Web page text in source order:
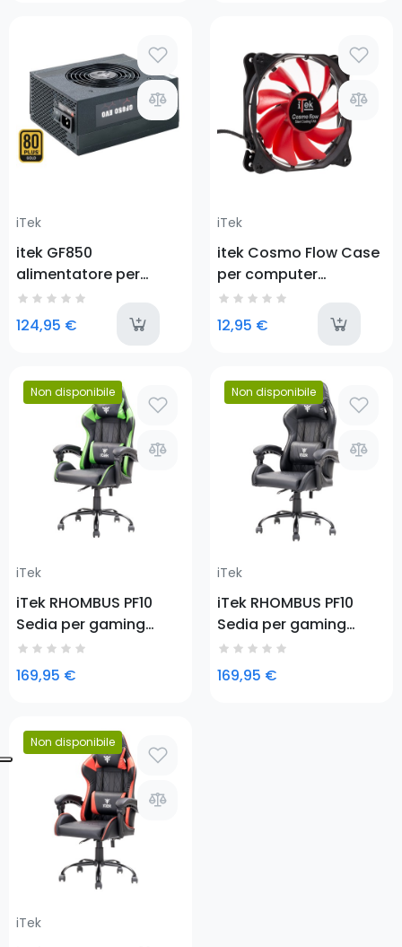
iTek
itek GF850
alimentatore per
computer 850 W 24-
pin ATX ATX Nero
124,95 € last-items
iTek
itek Cosmo Flow Case
per computer
Ventilatore 12 cm Nero,
Rosso
12,95 €
Non disponibile
iTek
iTek RHOMBUS PF10
Sedia per gaming
universale Seduta
imbottita
169,95 €
Non disponibile
iTek
iTek RHOMBUS PF10
Sedia per gaming
universale Seduta
imbottita
169,95 €
Non disponibile
iTek